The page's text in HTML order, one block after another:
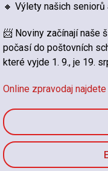
🔸 Výlety našich
📨 Noviny začínají naše
počasí do poštovních
které vyjde 1. 9., je 19.
Online zpravodaj najdete